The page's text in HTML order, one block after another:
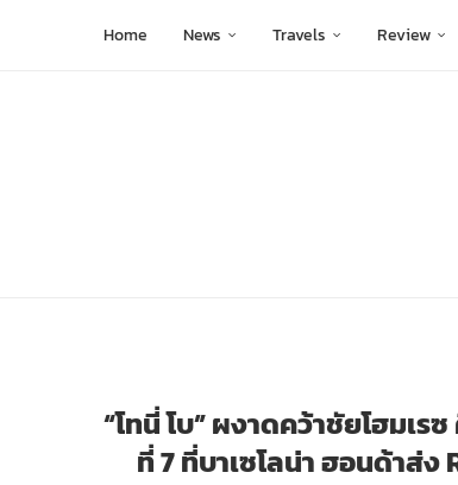
Home News Travels Review
“โทนี่ โบ” ผงาดคว้าชัยโฮมเ
ที่ 7 ที่บาเซโลน่า ฮอนด้าส่